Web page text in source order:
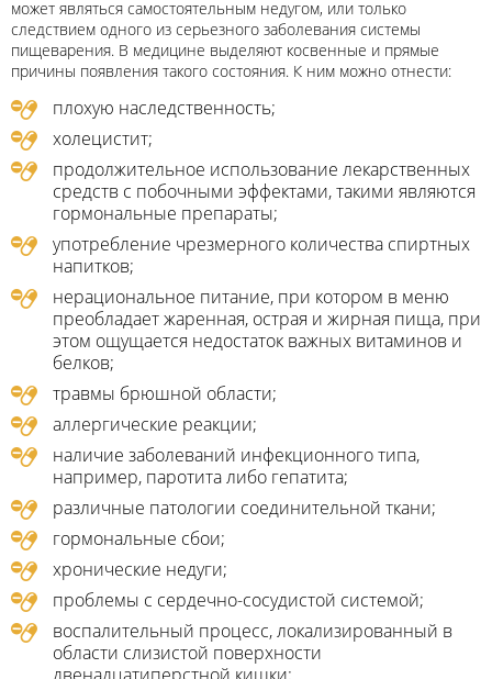
может являться самостоятельным недугом, или только
следствием одного из серьезного заболевания системы
пищеварения. В медицине выделяют косвенные и прямые
причины появления такого состояния. К ним можно отнести:
плохую наследственность;
холецистит;
продолжительное использование лекарственных
средств с побочными эффектами, такими являются
гормональные препараты;
употребление чрезмерного количества спиртных
напитков;
нерациональное питание, при котором в меню
преобладает жаренная, острая и жирная пища, при
этом ощущается недостаток важных витаминов и
белков;
травмы брюшной области;
аллергические реакции;
наличие заболеваний инфекционного типа,
например, паротита либо гепатита;
различные патологии соединительной ткани;
гормональные сбои;
хронические недуги;
проблемы с сердечно-сосудистой системой;
воспалительный процесс, локализированный в
области слизистой поверхности